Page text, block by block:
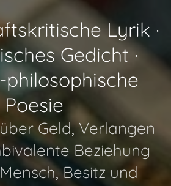
Lyrik ·
Gedicht ·
philosophische
Poesie
Geld, Verlangen
Beziehung
Besitz und